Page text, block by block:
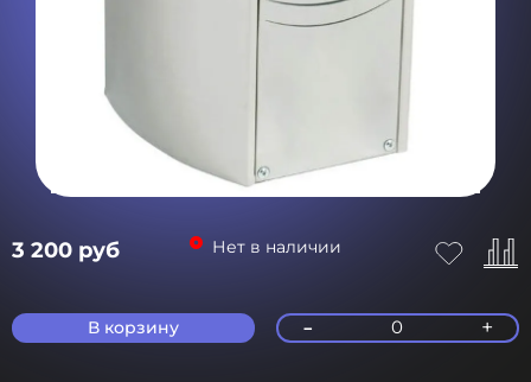
3 200 руб Нет в наличии
В корзину - 0 +